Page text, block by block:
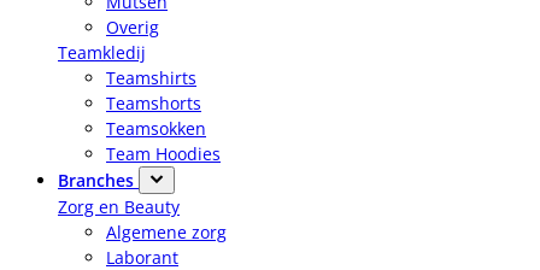
Overig
Teamkledij
Teamshirts
Teamshorts
Teamsokken
Team Hoodies
Branches
Zorg en Beauty
Algemene zorg
Laborant